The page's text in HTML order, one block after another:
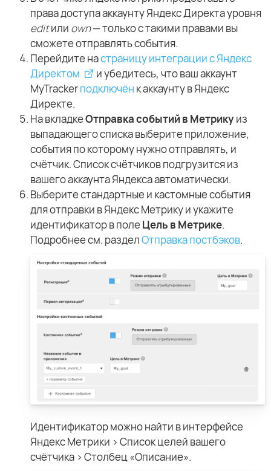
права доступа аккаунту Яндекс Директа уровня
editили own— только с такими правами вы
сможете отправлять события.
Перейдите настраницу интеграции с Яндекс
Директом
и убедитесь, что ваш аккаунт
MyTrackerподключён к аккаунту в Яндекс
Директе.
На вкладкеОтправка событий в Метрикуиз
выпадающего списка выберите приложение,
события по которому нужно отправлять, и
счётчик. Список счётчиков подгрузится из
вашего аккаунта Яндекса автоматически.
Выберите стандартные и кастомные события
для отправки в Яндекс Метрику и укажите
идентификатор в полеЦель в Метрике.
Подробнее см. разделОтправка постбэков.
Идентификатор можно найти в интерфейсе
Яндекс Метрики > Список целей вашего
счётчика > Столбец «Описание».